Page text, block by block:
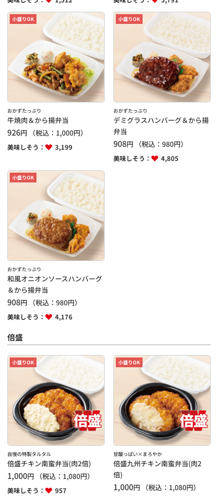
小盛りOK
おかずたっぷり
牛焼肉＆から揚弁当
926円 （税込： 1,000円）
美味しそう： 3,199
小盛りOK
おかずたっぷり
デミグラスハンバーグ＆から揚
弁当
908円 （税込：980円）
美味しそう： 4,805
小盛りOK
おかずたっぷり
和風オニオンソースハンバーグ
＆から揚弁当
908円 （税込： 980円）
美味しそう： 4,176
倍盛
小盛りOK
自慢の特製タルタル
倍盛チキン南蛮弁当(肉2倍)
1,000円 （税込： 1,080円）
美味しそう： 957
小盛りOK
甘酸っぱい×まろやか
倍盛九州チキン南蛮弁当(肉2
倍)
1,000円 （税込： 1,080円）